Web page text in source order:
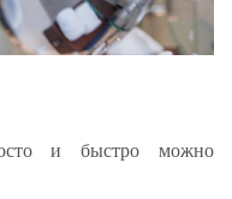
и быстро можно